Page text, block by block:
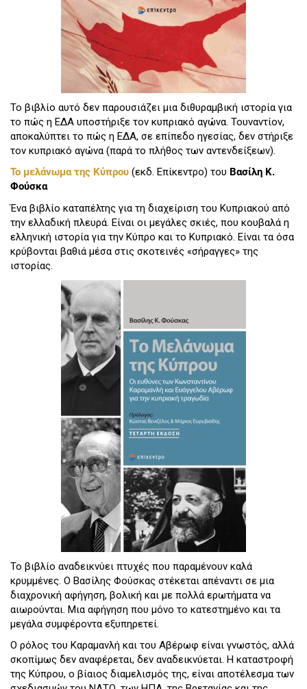
Το βιβλίο αυτό δεν παρουσιάζει μια διθυραμβική ιστορία για
το πώς η ΕΔΑ υποστήριξε τον κυπριακό αγώνα. Τουναντίον,
αποκαλύπτει το πώς η ΕΔΑ, σε επίπεδο ηγεσίας, δεν στήριξε
τον κυπριακό αγώνα (παρά το πλήθος των αντενδείξεων).
Το μελάνωμα της Κύπρου (εκδ. Επίκεντρο) του Βασίλη Κ.
Φούσκα
Ένα βιβλίο καταπέλτης για τη διαχείριση του Κυπριακού από
την ελλαδική πλευρά. Είναι οι μεγάλες σκιές, που κουβαλά η
ελληνική ιστορία για την Κύπρο και το Κυπριακό. Είναι τα όσα
κρύβονται βαθιά μέσα στις σκοτεινές «σήραγγες» της
ιστορίας.
Το βιβλίο αναδεικνύει πτυχές που παραμένουν καλά
κρυμμένες. Ο Βασίλης Φούσκας στέκεται απέναντι σε μια
διαχρονική αφήγηση, βολική και με πολλά ερωτήματα να
αιωρούνται. Μια αφήγηση που μόνο το κατεστημένο και τα
μεγάλα συμφέροντα εξυπηρετεί.
Ο ρόλος του Καραμανλή και του Αβέρωφ είναι γνωστός, αλλά
σκοπίμως δεν αναφέρεται, δεν αναδεικνύεται. Η καταστροφή
της Κύπρου, ο βίαιος διαμελισμός της, είναι αποτέλεσμα των